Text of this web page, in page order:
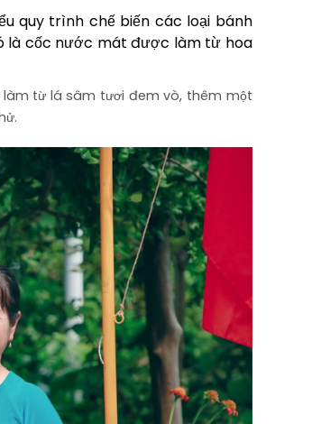
quy trình chế biến các loại bánh
là cốc nước mát được làm từ hoa
từ lá sâm tươi đem vò, thêm một